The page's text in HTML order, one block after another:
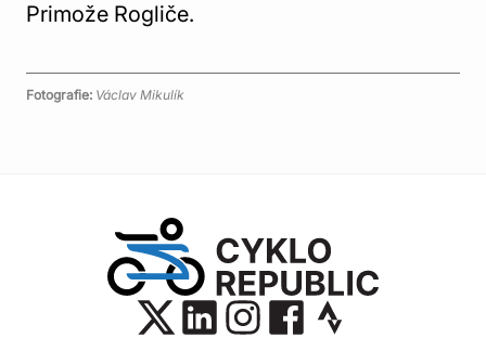
Primože Rogliče.
Fotografie: Václav Mikulík